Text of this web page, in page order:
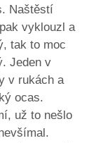
Naštěstí
vyklouzl a
tak to moc
Jeden v
v rukách a
ocas.
už to nešlo